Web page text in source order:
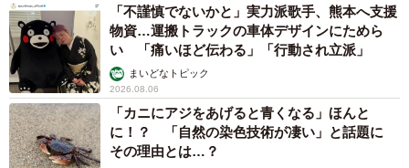
「不謹慎でないかと」実力派歌手、熊本へ支援
物資…運搬トラックの車体デザインにためら
い 「痛いほど伝わる」「行動され立派」
まいどなトピック
2026.08.06
「カニにアジをあげると青くなる」ほんと
に！？ 「自然の染色技術が凄い」と話題に
その理由とは…？